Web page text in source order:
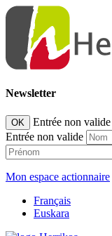
Newsletter
OK
Entrée non valide
Entrée non valide
Mon espace actionnaire
Français
Euskara